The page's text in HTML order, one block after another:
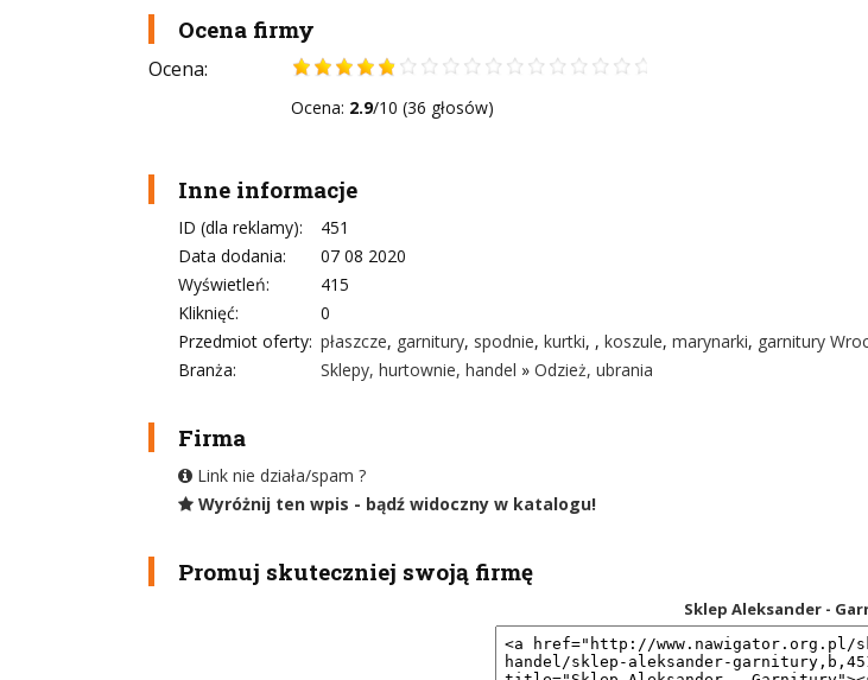
Ocena firmy
Ocena:
Ocena: 2.9/10 (36 głosów)
Inne informacje
ID (dla reklamy):
451
Data dodania:
07 08 2020
Wyświetleń:
415
Kliknięć:
0
Przedmiot oferty: płaszcze, garnitury, spodnie, kurtki, , koszule, marynarki, garnitury
Branża:
Sklepy, hurtownie, handel » Odzież, ubrania
Firma
Link nie działa/spam ?
Wyróżnij ten wpis - bądź widoczny w katalogu!
Promuj skuteczniej swoją firmę
Sklep Aleksander -